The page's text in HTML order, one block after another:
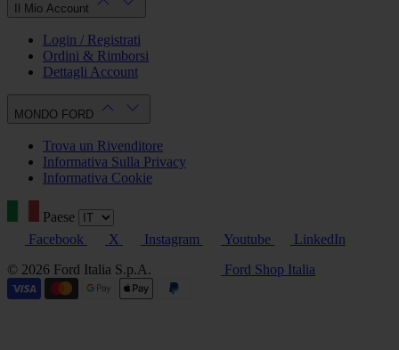
Il Mio Account
Login / Registrati
Ordini & Rimborsi
Dettagli Account
MONDO FORD
Trova un Rivenditore
Informativa Sulla Privacy
Informativa Cookie
Paese
Facebook
X Instagram Youtube
LinkedIn
© 2026 Ford Italia S.p.A.
Ford Shop Italia